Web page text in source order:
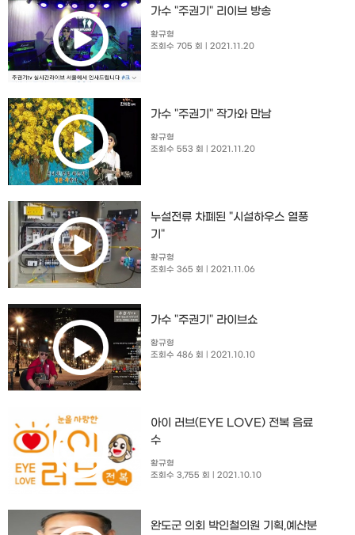
가수 "주권기" 리이브 방송
황규형
조회수 705 회
| 2021.11.20
가수 "주권기" 작가와 만남
황규형
조회수 553 회
| 2021.11.20
누설전류 차폐된 "시설하우스 열풍
기"
황규형
조회수 365 회
| 2021.11.06
가수 "주권기" 라이브쇼
황규형
조회수 486 회
| 2021.10.10
아이 러브(EYE LOVE) 전복 음료
수
황규형
조회수 3,755 회
| 2021.10.10
완도군 의회 박인철의원 기획,예산분